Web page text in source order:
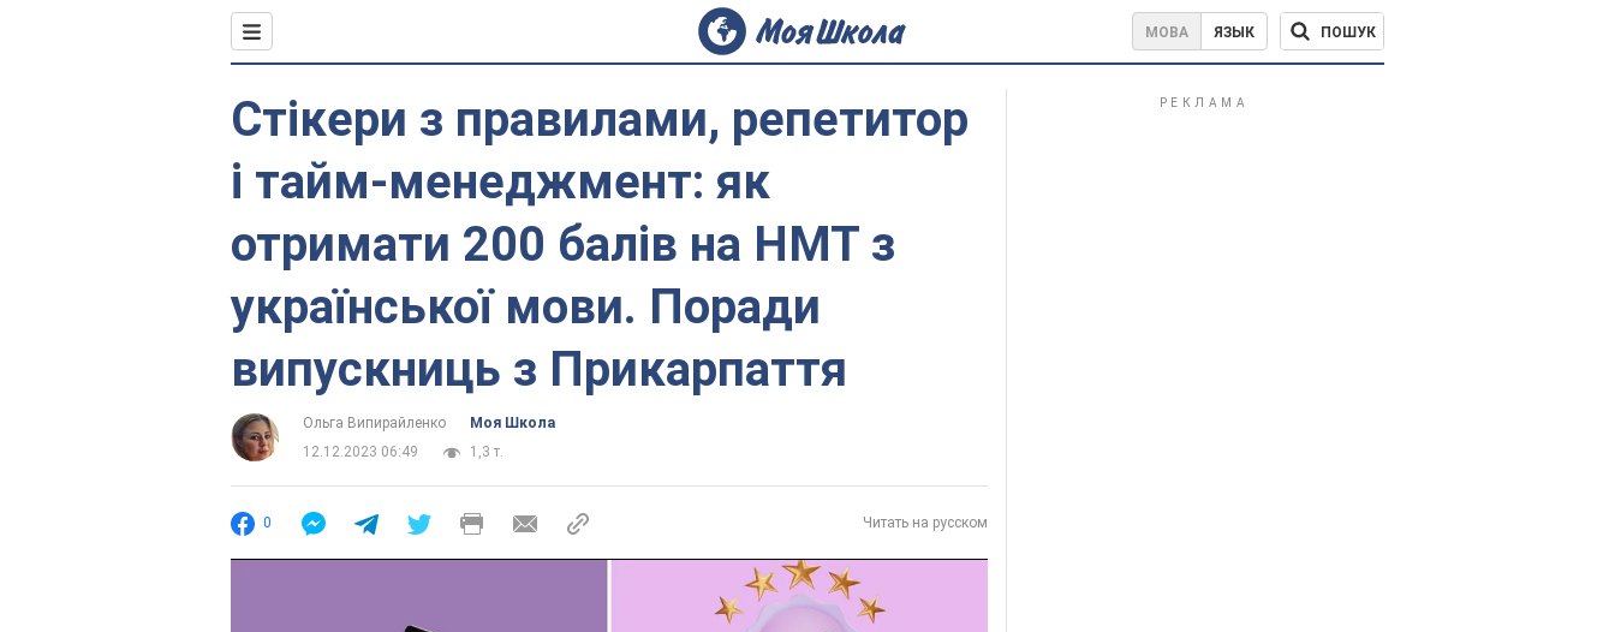
МОВА ЯЗЫК ПОШУК
Стікери з правилами, репетитор
і тайм-менеджмент: як
отримати 200 балів на НМТ з
української мови. Поради
випускниць з Прикарпаття
Ольга Випирайленко
Моя Школа
12.12.2023 06:49
1,3 т.
0 Читать на русском